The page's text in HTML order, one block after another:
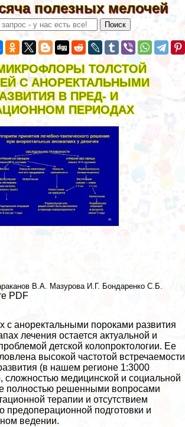
полезных мелочей
ТОЛСТОЙ
С АНОРЕКТАЛЬНЫМИ
В ПРЕД- И
ПЕРИОДАХ
В.А. Мазурова И.Г. Бондаренко С.Б.
PDF
с аноректальными пороками развития
лечения остается актуальной и
детской колопроктологии. Ее
высокой частотой встречаемости
(в нашем регионе 1:3000
сложностью медицинской и социальной
полностью решенными вопросами
терапии и отсутствием
предоперационной подготовки и
ведении.